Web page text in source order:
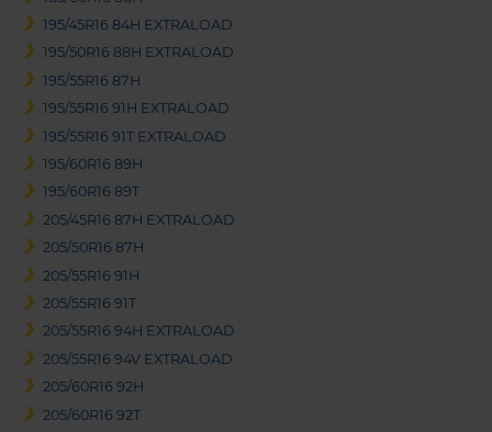
195/45R16 84H EXTRALOAD
195/50R16 88H EXTRALOAD
195/55R16 87H
195/55R16 91H EXTRALOAD
195/55R16 91T EXTRALOAD
195/60R16 89H
195/60R16 89T
205/45R16 87H EXTRALOAD
205/50R16 87H
205/55R16 91H
205/55R16 91T
205/55R16 94H EXTRALOAD
205/55R16 94V EXTRALOAD
205/60R16 92H
205/60R16 92T